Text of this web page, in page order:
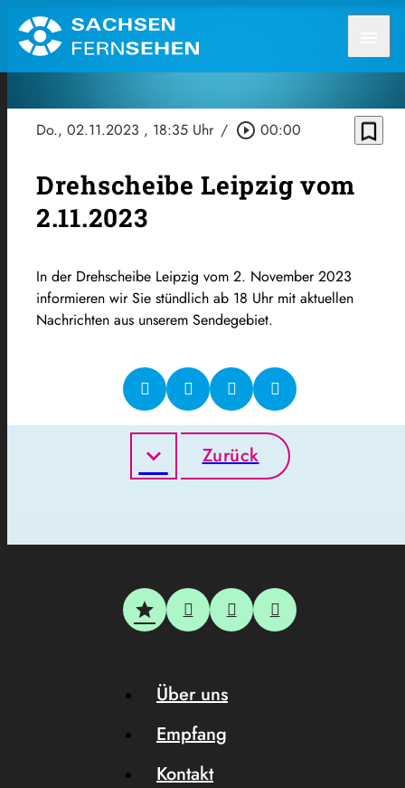
Do., 02.11.2023 , 18:35 Uhr / play_circle_outline 00:00 bookmark_border
Drehscheibe Leipzig vom
2.11.2023
In der Drehscheibe Leipzig vom 2. November 2023
informieren wir Sie stündlich ab 18 Uhr mit aktuellen
Nachrichten aus unserem Sendegebiet.
Zurück
Über uns
Empfang
Kontakt